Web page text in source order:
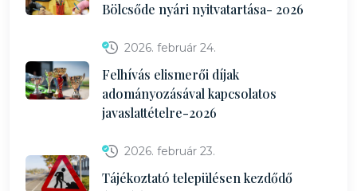
Bölcsőde nyári nyitvatartása- 2026
2026. február 24.
Felhívás elismerői díjak
adományozásával kapcsolatos
javaslattételre-2026
2026. február 23.
Tájékoztató településen kezdődő